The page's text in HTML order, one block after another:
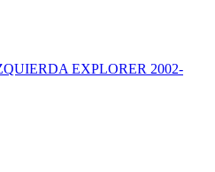
EXPLORER 2002-